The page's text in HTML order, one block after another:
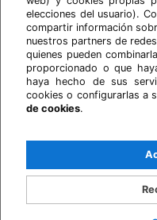
elecciones del usuario).
compartir información
nuestros partners de
quienes pueden
proporcionado o que
haya hecho de sus
cookies o configurarlas a
de cookies.